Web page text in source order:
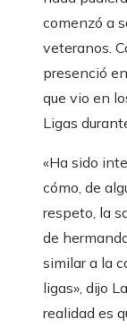
comenzó a
veteranos.
presenció
que vio en
Ligas
«Ha sido
cómo, de
respeto, la
de
similar a la
ligas», dijo
realidad es